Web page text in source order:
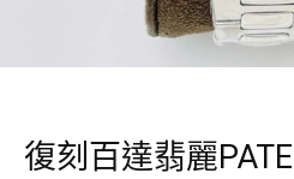
復刻百達翡麗